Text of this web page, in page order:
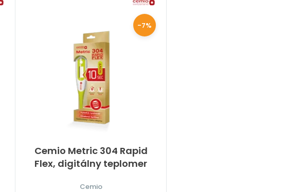
Cemio Metric 304 Rapid
Flex, digitálny teplomer
Cemio
-7%